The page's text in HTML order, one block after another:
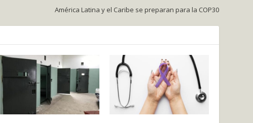
América Latina y el Caribe se preparan para la COP30